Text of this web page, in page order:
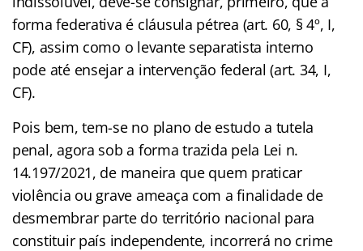
forma federativa é cláusula pétrea (art. 60, § 4º, I,
CF), assim como o levante separatista interno
pode até ensejar a intervenção federal (art. 34, I,
CF).
Pois bem, tem-se no plano de estudo a tutela
penal, agora sob a forma trazida pela Lei n.
14.197/2021, de maneira que quem praticar
violência ou grave ameaça com a finalidade de
desmembrar parte do território nacional para
constituir país independente, incorrerá no crime